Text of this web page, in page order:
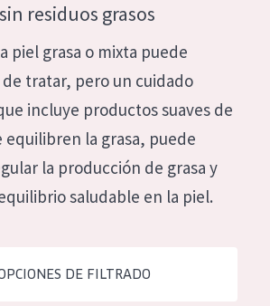
residuos grasos
piel grasa o mixta puede
tratar, pero un cuidado
incluye productos suaves de
equilibren la grasa, puede
la producción de grasa y
saludable en la piel.
DE FILTRADO